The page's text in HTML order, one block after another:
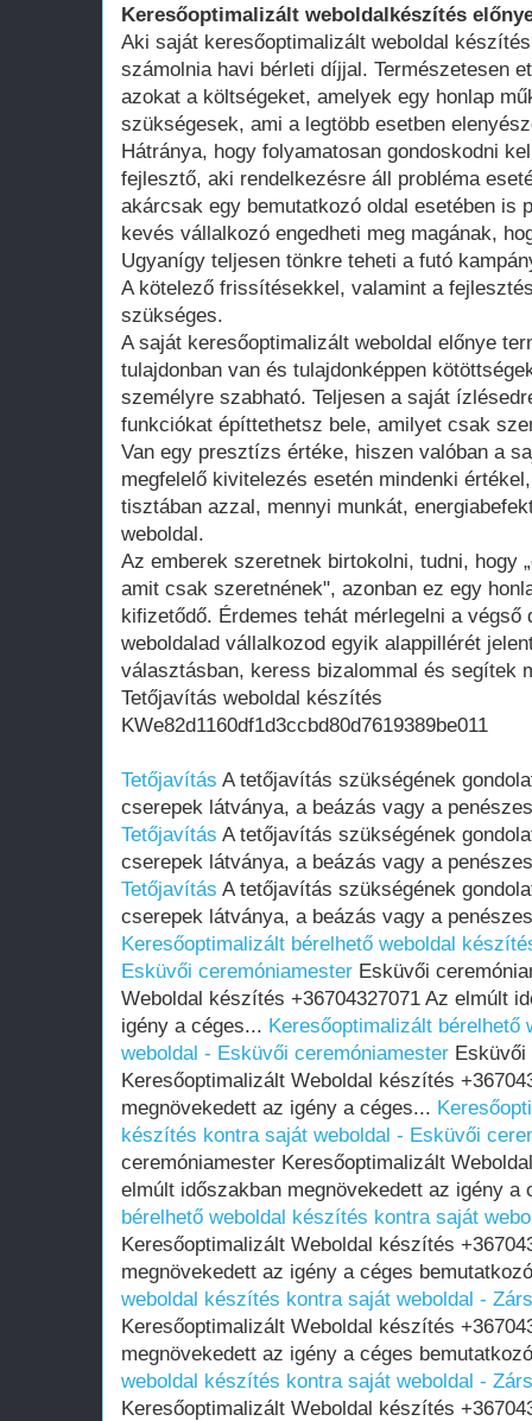
Keresőoptimalizált weboldalkészítés
Aki saját keresőoptimalizált weboldal
számolnia havi bérleti díjjal. Természetesen
azokat a költségeket, amelyek egy honlap
szükségesek, ami a legtöbb esetben
Hátránya, hogy folyamatosan gondoskodni
fejlesztő, aki rendelkezésre áll probléma
akárcsak egy bemutatkozó oldal esetében is
kevés vállalkozó engedheti meg magának,
Ugyanígy teljesen tönkre teheti a futó
A kötelező frissítésekkel, valamint a
szükséges.
A saját keresőoptimalizált weboldal előnye
tulajdonban van és tulajdonképpen
személyre szabható. Teljesen a saját
funkciókat építtethetsz bele, amilyet csak
Van egy presztízs értéke, hiszen valóban a
megfelelő kivitelezés esetén mindenki
tisztában azzal, mennyi munkát,
weboldal.
Az emberek szeretnek birtokolni, tudni, hogy
amit csak szeretnének", azonban ez egy
kifizetődő. Érdemes tehát mérlegelni a végső
weboldalad vállalkozod egyik alappillérét
választásban, keress bizalommal és segítek
Tetőjavítás weboldal készítés
KWe82d1160df1d3ccbd80d7619389be011
Tetőjavítás A tetőjavítás szükségének
cserepek látványa, a beázás vagy a
Tetőjavítás A tetőjavítás szükségének
cserepek látványa, a beázás vagy a
Tetőjavítás A tetőjavítás szükségének
cserepek látványa, a beázás vagy a
Keresőoptimalizált bérelhető weboldal
Esküvői ceremóniamester Esküvői
Weboldal készítés +36704327071 Az elmúlt
igény a céges... Keresőoptimalizált
weboldal - Esküvői ceremóniamester Esküvői
Keresőoptimalizált Weboldal készítés
megnövekedett az igény a céges...
készítés kontra saját weboldal - Esküvői
ceremóniamester Keresőoptimalizált
elmúlt időszakban megnövekedett az igény a
bérelhető weboldal készítés kontra saját
Keresőoptimalizált Weboldal készítés
megnövekedett az igény a céges
weboldal készítés kontra saját weboldal -
Keresőoptimalizált Weboldal készítés
megnövekedett az igény a céges
weboldal készítés kontra saját weboldal -
Keresőoptimalizált Weboldal készítés